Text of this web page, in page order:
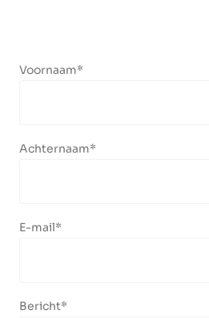
Voornaam
Achternaam
E-mail
Bericht